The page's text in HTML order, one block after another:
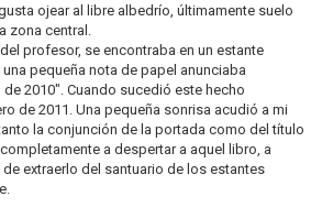
ojear al libre albedrío, últimamente suelo
zona central.
profesor, se encontraba en un estante
una pequeña nota de papel anunciaba
2010". Cuando sucedió este hecho
de 2011. Una pequeña sonrisa acudió a mi
la conjunción de la portada como del título
a despertar a aquel libro, a
extraerlo del santuario de los estantes